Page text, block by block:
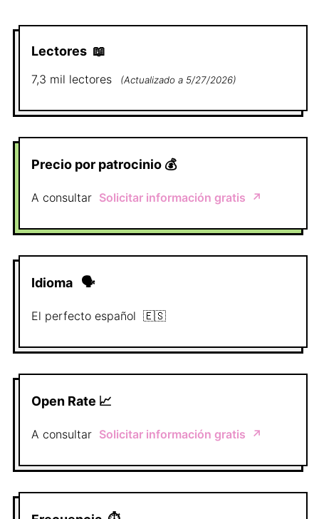
Lectores 📖
7,3 mil lectores (Actualizado a 5/27/2026)
Precio por patrocinio 💰
A consultar Solicitar información gratis ↗️
Idioma 🗣
El perfecto español 🇪🇸
Open Rate 📈
A consultar Solicitar información gratis ↗️